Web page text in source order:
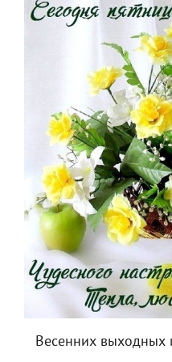
Весенних выходных